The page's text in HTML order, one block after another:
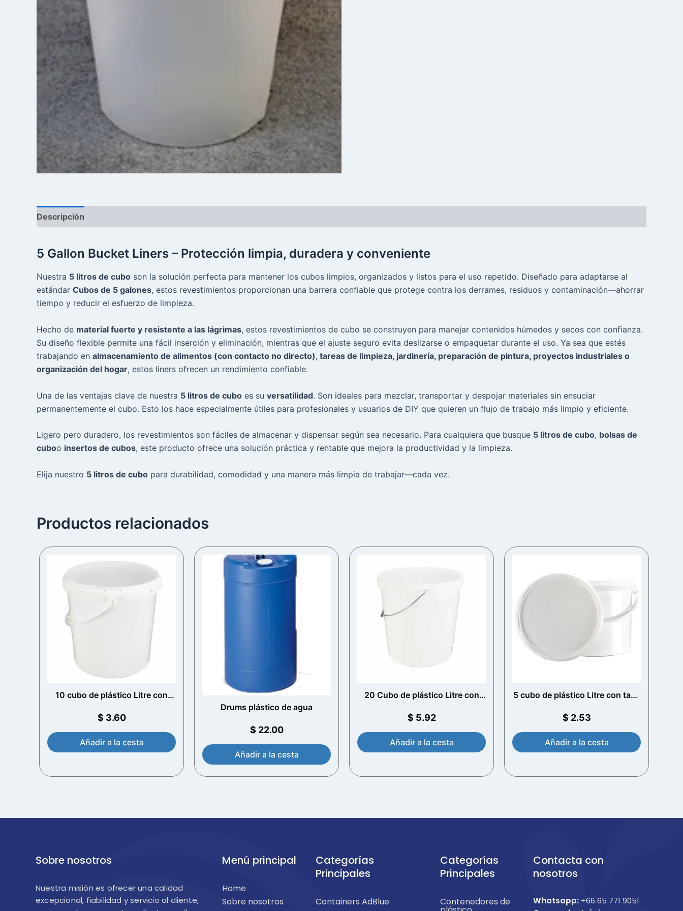
Descripción
5 Gallon Bucket Liners – Protección limpia, duradera y conveniente
Nuestra 5 litros de cubo son la solución perfecta para mantener los cubos limpios, organizados y listos para el uso repetido. Diseñado para adaptarse al
estándar Cubos de 5 galones, estos revestimientos proporcionan una barrera confiable que protege contra los derrames, residuos y contaminación—ahorrar
tiempo y reducir el esfuerzo de limpieza.
Hecho de material fuerte y resistente a las lágrimas, estos revestimientos de cubo se construyen para manejar contenidos húmedos y secos con confianza.
Su diseño flexible permite una fácil inserción y eliminación, mientras que el ajuste seguro evita deslizarse o empaquetar durante el uso. Ya sea que estés
trabajando en almacenamiento de alimentos (con contacto no directo), tareas de limpieza, jardinería, preparación de pintura, proyectos industriales o
organización del hogar, estos liners ofrecen un rendimiento confiable.
Una de las ventajas clave de nuestra 5 litros de cubo es su versatilidad. Son ideales para mezclar, transportar y despojar materiales sin ensuciar
permanentemente el cubo. Esto los hace especialmente útiles para profesionales y usuarios de DIY que quieren un flujo de trabajo más limpio y eficiente.
Ligero pero duradero, los revestimientos son fáciles de almacenar y dispensar según sea necesario. Para cualquiera que busque 5 litros de cubo, bolsas de
cuboo insertos de cubos, este producto ofrece una solución práctica y rentable que mejora la productividad y la limpieza.
Elija nuestro 5 litros de cubo para durabilidad, comodidad y una manera más limpia de trabajar—cada vez.
Productos relacionados
10 cubo de plástico Litre con
$ 3.60
Añadir a la cesta
Drums plástico de agua
$ 22.00
Añadir a la cesta
20 Cubo de plástico Litre con
$ 5.92
Añadir a la cesta
5 cubo de plástico Litre con tapa
$ 2.53
Añadir a la cesta
Sobre nosotros
Nuestra misión es ofrecer una calidad
excepcional, fiabilidad y servicio al cliente,
Menú principal
Home
Sobre nosotros
Categorías
Principales
Containers AdBlue
Categorías
Principales
Contenedores de
Contacta con
nosotros
Whatsapp: +66 65 771 9051